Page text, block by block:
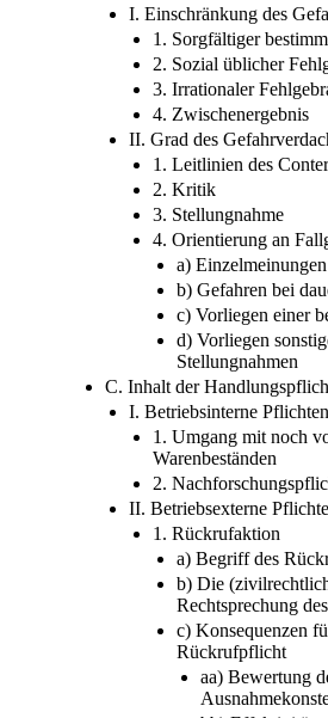
I. Einschränkung des
1. Sorgfältiger
2. Sozial üblicher
3. Irrationaler
4. Zwischenergebnis
II. Grad des
1. Leitlinien des
2. Kritik
3. Stellungnahme
4. Orientierung an
a)
b) Gefahren bei
c) Vorliegen einer
d) Vorliegen
Stellungnahmen
C. Inhalt der
I. Betriebsinterne Pflichten
1. Umgang mit noch
Warenbeständen
2.
II. Betriebsexterne
1. Rückrufaktion
a) Begriff des
b) Die
Rechtsprechung
c) Konsequenzen
Rückrufpflicht
aa) Bewertung